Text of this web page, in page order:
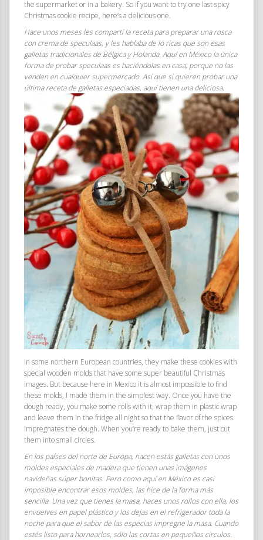
the supermarket or in a bakery. So if you want to try one last spicy
Christmas cookie recipe, here’s a delicious one.
Hace unos meses les compartí la receta para preparar una rosca
con crema de speculaas, y les hablaba de lo ricas que son esas
galletas tradicionales de Bélgica y Holanda. Aquí en México la única
forma de probar speculaas es haciéndolas en casa, porque no las
venden en cualquier supermercado. Así que si quieren probar una
última receta de galletas especiadas, aquí tienen una deliciosa.
In some northern European countries, they make these cookies with
special wooden molds that have some super beautiful Christmas
images. But because here in Mexico it is almost impossible to find
these molds, I made them in the simplest way. Once you have the
dough ready, you make some rolls with it, wrap them in plastic wrap
and leave them in the fridge all night so that the flavor of the spices
impregnates the dough. When you’re ready to bake them, just cut
them into small circles.
En los países del norte de Europa, hacen estás galletas con unos
moldes especiales de madera que tienen unas imágenes
navideñas súper bonitas. Pero como aquí en México es casi
imposible encontrar esos moldes, las hice de la forma más
sencilla. Una vez que tienes la masa, haces unos rollos con ella, los
envuelves en papel plástico y los dejas en el refrigerador toda la
noche para que el sabor de las especias impregne la masa. Cuando
estés listo para hornearlos, sólo las cortas en pequeños círculos.